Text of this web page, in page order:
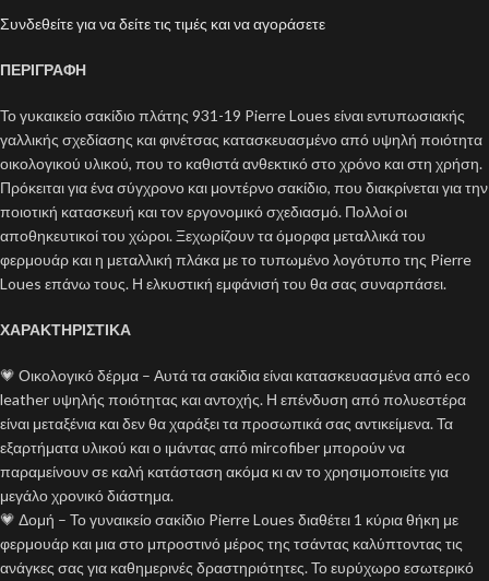
Συνδεθείτε για να δείτε τις τιμές και να αγοράσετε
ΠΕΡΙΓΡΑΦΗ
Το γυκαικείο σακίδιο πλάτης 931-19 Pierre Loues είναι εντυπωσιακής
γαλλικής σχεδίασης και φινέτσας κατασκευασμένο από υψηλή ποιότητα
οικολογικού υλικού, που το καθιστά ανθεκτικό στο χρόνο και στη χρήση.
Πρόκειται για ένα σύγχρονο και μοντέρνο σακίδιο, που διακρίνεται για την
ποιοτική κατασκευή και τον εργονομικό σχεδιασμό. Πολλοί οι
αποθηκευτικοί του χώροι. Ξεχωρίζουν τα όμορφα μεταλλικά του
φερμουάρ και η μεταλλική πλάκα με το τυπωμένο λογότυπο της Pierre
Loues επάνω τους. Η ελκυστική εμφάνισή του θα σας συναρπάσει.
ΧΑΡΑΚΤΗΡΙΣΤΙΚΑ
💗 Οικολογικό δέρμα – Αυτά τα σακίδια είναι κατασκευασμένα από eco
leather υψηλής ποιότητας και αντοχής. Η επένδυση από πολυεστέρα
είναι μεταξένια και δεν θα χαράξει τα προσωπικά σας αντικείμενα. Τα
εξαρτήματα υλικού και ο ιμάντας από mircofiber μπορούν να
παραμείνουν σε καλή κατάσταση ακόμα κι αν το χρησιμοποιείτε για
μεγάλο χρονικό διάστημα.
💗 Δομή – Το γυναικείο σακίδιο Pierre Loues διαθέτει 1 κύρια θήκη με
φερμουάρ και μια στο μπροστινό μέρος της τσάντας καλύπτοντας τις
ανάγκες σας για καθημερινές δραστηριότητες. Το ευρύχωρο εσωτερικό